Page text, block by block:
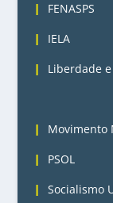
FENASPS
IELA
Liberdade
Movimento
PSOL
Socialismo